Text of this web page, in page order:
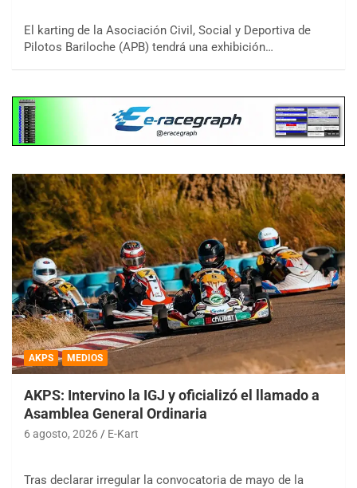
El karting de la Asociación Civil, Social y Deportiva de
Pilotos Bariloche (APB) tendrá una exhibición…
AKPS MEDIOS
AKPS: Intervino la IGJ y oficializó el llamado a
Asamblea General Ordinaria
6 agosto, 2026 E-Kart
Tras declarar irregular la convocatoria de mayo de la